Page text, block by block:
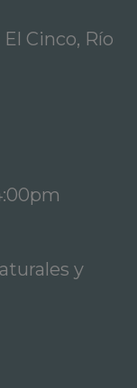
Cinco, Río
y